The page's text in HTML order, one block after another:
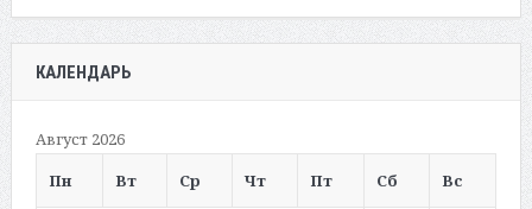
КАЛЕНДАРЬ
Август 2026
Пн
Вт Ср Чт Пт Сб Вс